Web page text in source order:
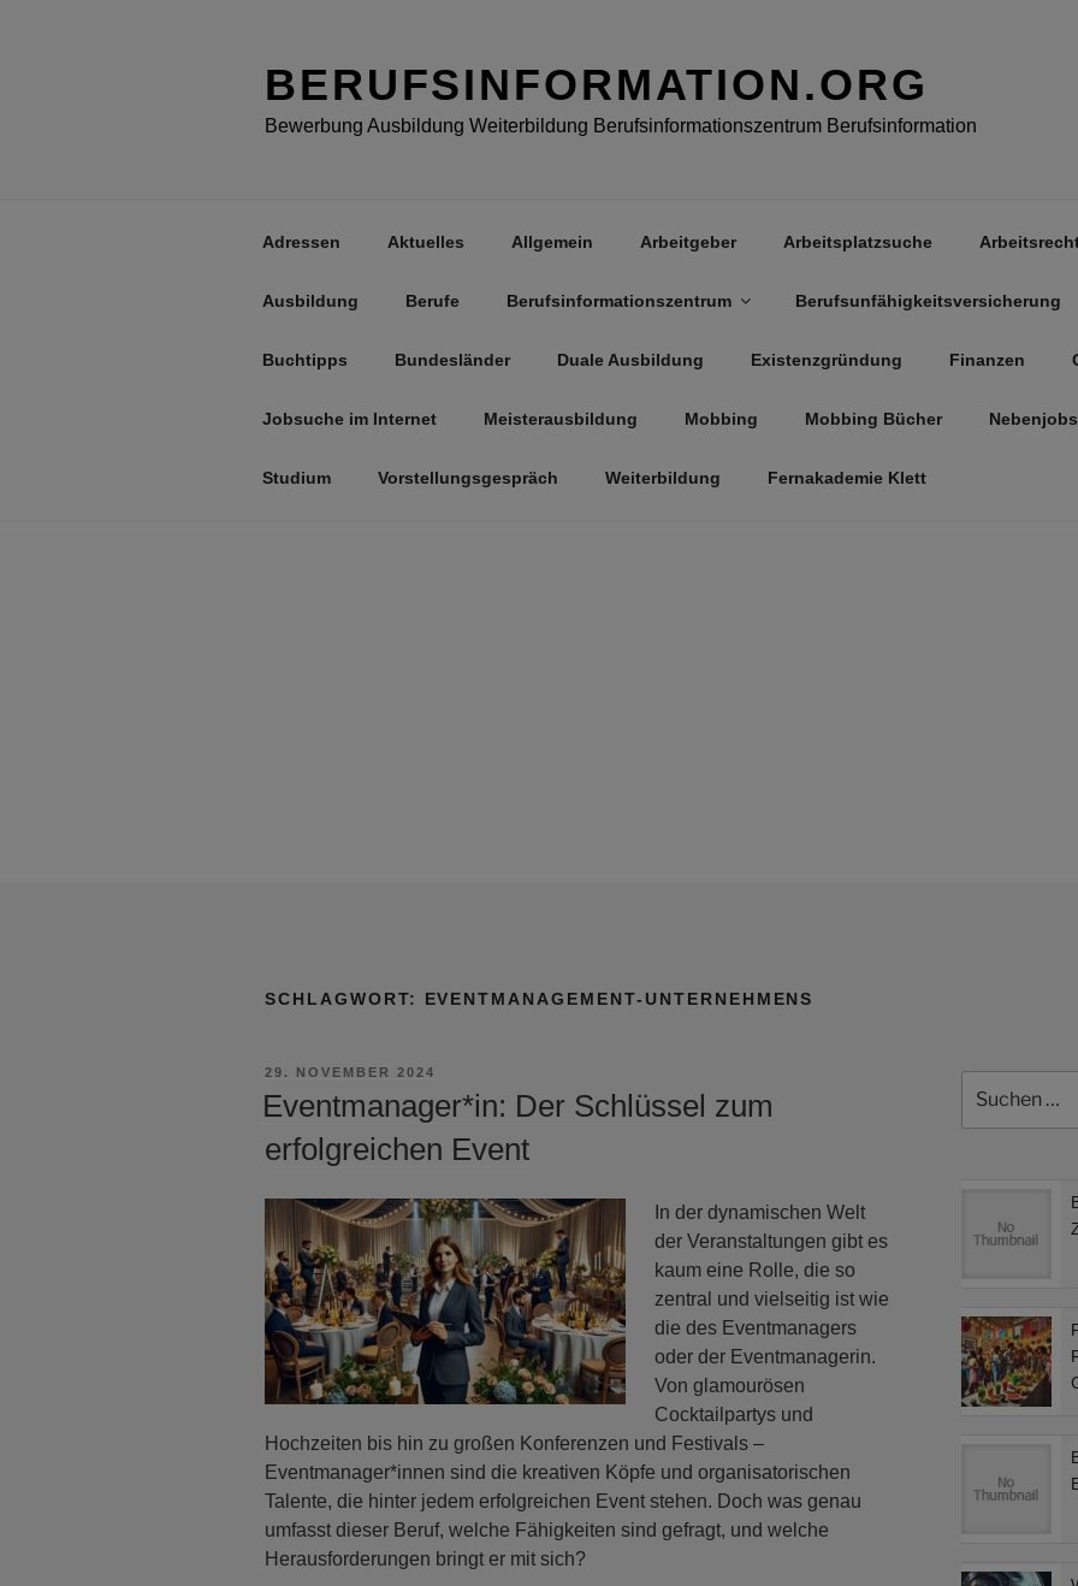
BERUFSINFORMATION.ORG
Bewerbung Ausbildung Weiterbildung Berufsinformationszentrum Berufsinformation
Adressen Aktuelles Allgemein Arbeitgeber Arbeitsplatzsuche
Ausbildung Berufe Berufsinformationszentrum Berufsunfähigkeitsversicherung
Buchtipps Bundesländer Duale Ausbildung Existenzgründung Finanzen
Jobsuche im Internet Meisterausbildung Mobbing Mobbing Bücher Nebenjobs
Studium Vorstellungsgespräch Weiterbildung Fernakademie Klett
SCHLAGWORT: EVENTMANAGEMENT-UNTERNEHMENS
VERÖFFENTLICHT
29. NOVEMBER 2024
Eventmanager*in: Der Schlüssel zum
erfolgreichen Event
In der dynamischen Welt
der Veranstaltungen gibt es
kaum eine Rolle, die so
zentral und vielseitig ist wie
die des Eventmanagers
oder der Eventmanagerin.
Von glamourösen
Cocktailpartys und
Hochzeiten bis hin zu großen Konferenzen und Festivals –
Eventmanager*innen sind die kreativen Köpfe und organisatorischen
Talente, die hinter jedem erfolgreichen Event stehen. Doch was genau
umfasst dieser Beruf, welche Fähigkeiten sind gefragt, und welche
Herausforderungen bringt er mit sich?
nach: